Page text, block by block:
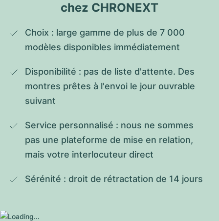
chez CHRONEXT
Choix : large gamme de plus de 7 000
modèles disponibles immédiatement
Disponibilité : pas de liste d'attente. Des
montres prêtes à l'envoi le jour ouvrable
suivant
Service personnalisé : nous ne sommes
pas une plateforme de mise en relation,
mais votre interlocuteur direct
Sérénité : droit de rétractation de 14 jours